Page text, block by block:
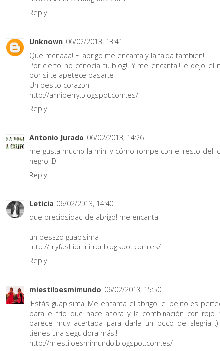
Reply
Unknown 06/02/2013, 13:41
Que monaaa! El abrigo me encanta y la falda tambien!!
Por cierto no conocía tu blog!! Y me encanta!!Te dejo el
por si te apetece pasarte
Un besito corazon
http://anniberry.blogspot.com.es/
Reply
Antonio Jurado 06/02/2013, 14:26
me gusta mucho la mini y cómo rompe con el resto del
negro :D
Reply
Leticia 06/02/2013, 14:40
que preciosidad de abrigo! me encanta
un besazo guapisima
http://myfashionmirror.blogspot.com.es/
Reply
miestiloesmimundo 06/02/2013, 15:50
¡Estás guapisima! Me encanta el abrigo, el pelito es
para el frío que hace ahora y la combinación con rojo
parece muy acertada para darle un poco de alegria :)
tienes una seguidora más!!
http://miestiloesmimundo.blogspot.com.es/